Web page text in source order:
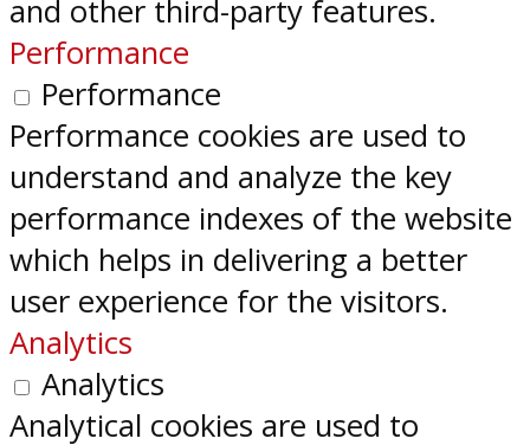
and other third-party features.
Performance
Performance
Performance cookies are used to
understand and analyze the key
performance indexes of the website
which helps in delivering a better
user experience for the visitors.
Analytics
Analytics
Analytical cookies are used to